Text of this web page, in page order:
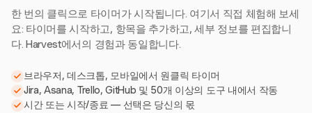
한 번의 클릭으로 타이머가 시작됩니다. 여기서 직접 체험해 보세
요: 타이머를 시작하고, 항목을 추가하고, 세부 정보를 편집합니
다. Harvest에서의 경험과 동일합니다.
브라우저, 데스크톱, 모바일에서 원클릭 타이머
Jira, Asana, Trello, GitHub 및 50개 이상의 도구 내에서 작동
시간 또는 시작/종료 — 선택은 당신의 몫